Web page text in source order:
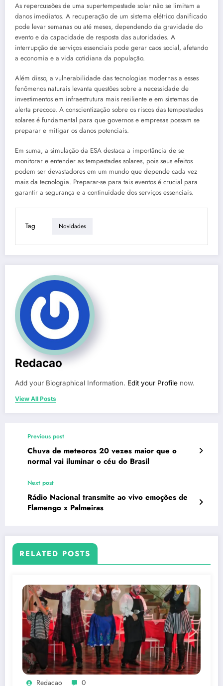
As repercussões de uma supertempestade solar não se limitam a
danos imediatos. A recuperação de um sistema elétrico danificado
pode levar semanas ou até meses, dependendo da gravidade do
evento e da capacidade de resposta das autoridades. A
interrupção de serviços essenciais pode gerar caos social, afetando
a economia e a vida cotidiana da população.
Além disso, a vulnerabilidade das tecnologias modernas a esses
fenômenos naturais levanta questões sobre a necessidade de
investimentos em infraestrutura mais resiliente e em sistemas de
alerta precoce. A conscientização sobre os riscos das tempestades
solares é fundamental para que governos e empresas possam se
preparar e mitigar os danos potenciais.
Em suma, a simulação da ESA destaca a importância de se
monitorar e entender as tempestades solares, pois seus efeitos
podem ser devastadores em um mundo que depende cada vez
mais da tecnologia. Preparar-se para tais eventos é crucial para
garantir a segurança e a continuidade dos serviços essenciais.
Tag Novidades
Redacao
Add your Biographical Information. Edit your Profile now.
View All Posts
Previous post
Chuva de meteoros 20 vezes maior que o
normal vai iluminar o céu do Brasil
Next post
Rádio Nacional transmite ao vivo emoções de
Flamengo x Palmeiras
RELATED POSTS
Redacao 0